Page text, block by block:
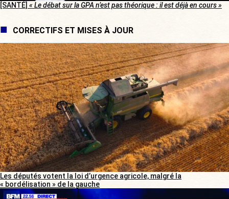
[SANTÉ] « Le débat sur la GPA n’est pas théorique : il est déjà en cours »
CORRECTIFS ET MISES À JOUR
Les députés votent la loi d’urgence agricole, malgré la
« bordélisation » de la gauche